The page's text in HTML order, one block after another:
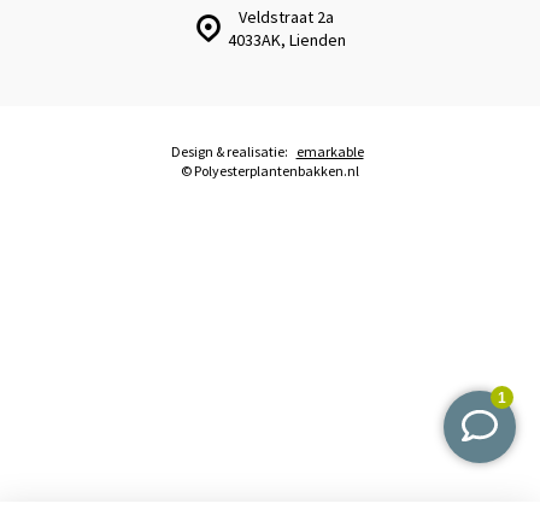
Veldstraat 2a
4033AK, Lienden
© Polyesterplantenbakken.nl
Design & realisatie: emarkable